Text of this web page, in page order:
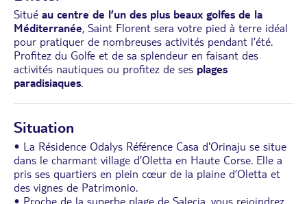
Situé au centre de l’un des plus beaux golfes de la
Méditerranée, Saint Florent sera votre pied à terre idéal
pour pratiquer de nombreuses activités pendant l’été.
Profitez du Golfe et de sa splendeur en faisant des
activités nautiques ou profitez de ses plages
paradisiaques.
Situation
• La Résidence Odalys Référence Casa d'Orinaju se situe
dans le charmant village d’Oletta en Haute Corse. Elle a
pris ses quartiers en plein cœur de la plaine d’Oletta et
des vignes de Patrimonio.
• Proche de la superbe plage de Salecia, vous rejoindrez